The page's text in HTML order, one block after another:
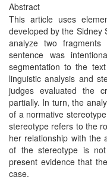
Abstract
This article uses
developed by the Sidney
analyze two
sentence was
segmentation to the
linguistic analysis and
judges evaluated the
partially. In turn, the
of a normative
stereotype refers to the
her relationship with the
of the stereotype is
present evidence that
case.